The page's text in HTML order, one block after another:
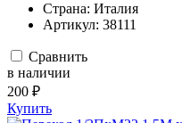
Страна: Италия
Артикул: 38111
Сравнить
в наличии
200 ₽
Купить